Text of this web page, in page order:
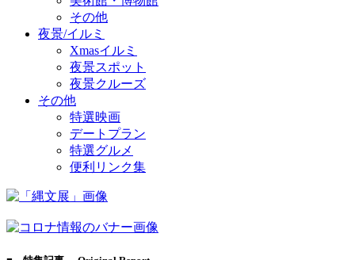
その他
夜景/イルミ
Xmasイルミ
夜景スポット
夜景クルーズ
その他
特選映画
デートプラン
特選グルメ
便利リンク集